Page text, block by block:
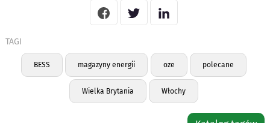
TAGI
BESS magazyny energii oze polecane
Wielka Brytania Włochy